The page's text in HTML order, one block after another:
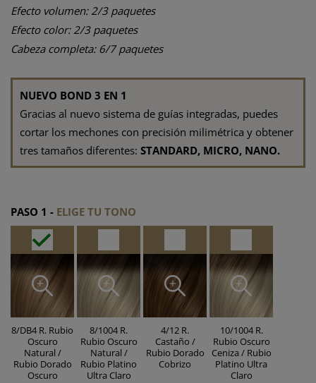
Efecto volumen: 2/3 paquetes
Efecto color: 2/3 paquetes
Cabeza completa: 6/7 paquetes
NUEVO BOND 3 EN 1
Gracias al nuevo sistema de guías integradas, puedes
cortar los mechones con precisión milimétrica y obtener
tres tamaños diferentes: STANDARD, MICRO, NANO.
PASO 1 - ELIGE TU TONO
8/DB4 R. Rubio
Oscuro
Natural /
Rubio Dorado
Oscuro
8/1004 R.
Rubio Oscuro
Natural /
Rubio Platino
Ultra Claro
4/12 R.
Castaño /
Rubio Dorado
Cobrizo
10/1004 R.
Rubio Oscuro
Ceniza / Rubio
Platino Ultra
Claro